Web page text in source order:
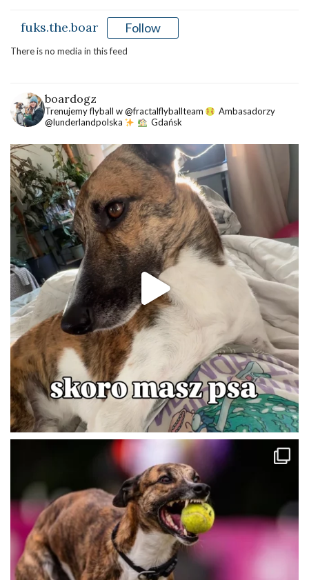
fuks.the.boar Follow
There is no media in this feed
boardogz
Trenujemy flyball w @fractalflyballteam
Ambasadorzy
@lunderlandpolska
Gdańsk